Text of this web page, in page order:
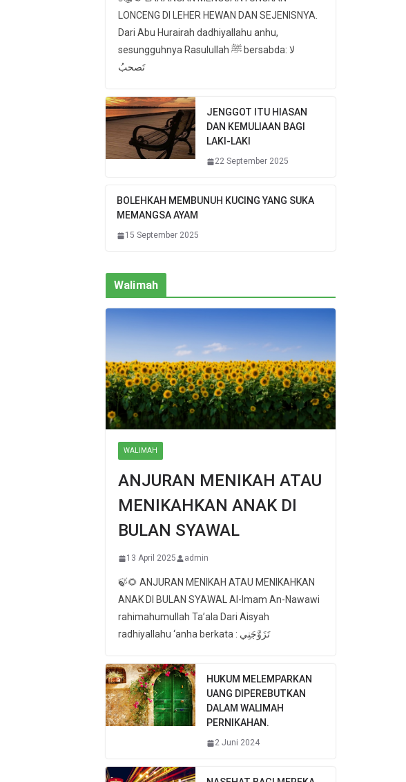
LONCENG DI LEHER HEWAN DAN SEJENISNYA.
Dari Abu Hurairah dadhiyallahu anhu,
sesungguhnya Rasulullah ﷺ bersabda: لا
تَصحبُ
JENGGOT ITU HIASAN
DAN KEMULIAAN BAGI
LAKI-LAKI
22 September 2025
BOLEHKAH MEMBUNUH KUCING YANG SUKA
MEMANGSA AYAM
15 September 2025
Walimah
WALIMAH
ANJURAN MENIKAH ATAU
MENIKAHKAN ANAK DI
BULAN SYAWAL
13 April 2025 admin
🍃🌻 ANJURAN MENIKAH ATAU MENIKAHKAN
ANAK DI BULAN SYAWAL Al-Imam An-Nawawi
rahimahumullah Ta’ala Dari Aisyah
radhiyallahu ‘anha berkata : تَزَوَّجَنِي
HUKUM MELEMPARKAN
UANG DIPEREBUTKAN
DALAM WALIMAH
PERNIKAHAN.
2 Juni 2024